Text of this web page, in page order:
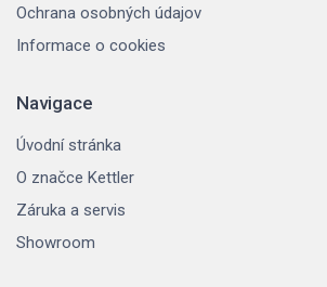
Ochrana osobných údajov
Informace o cookies
Navigace
Úvodní stránka
O značce Kettler
Záruka a servis
Showroom